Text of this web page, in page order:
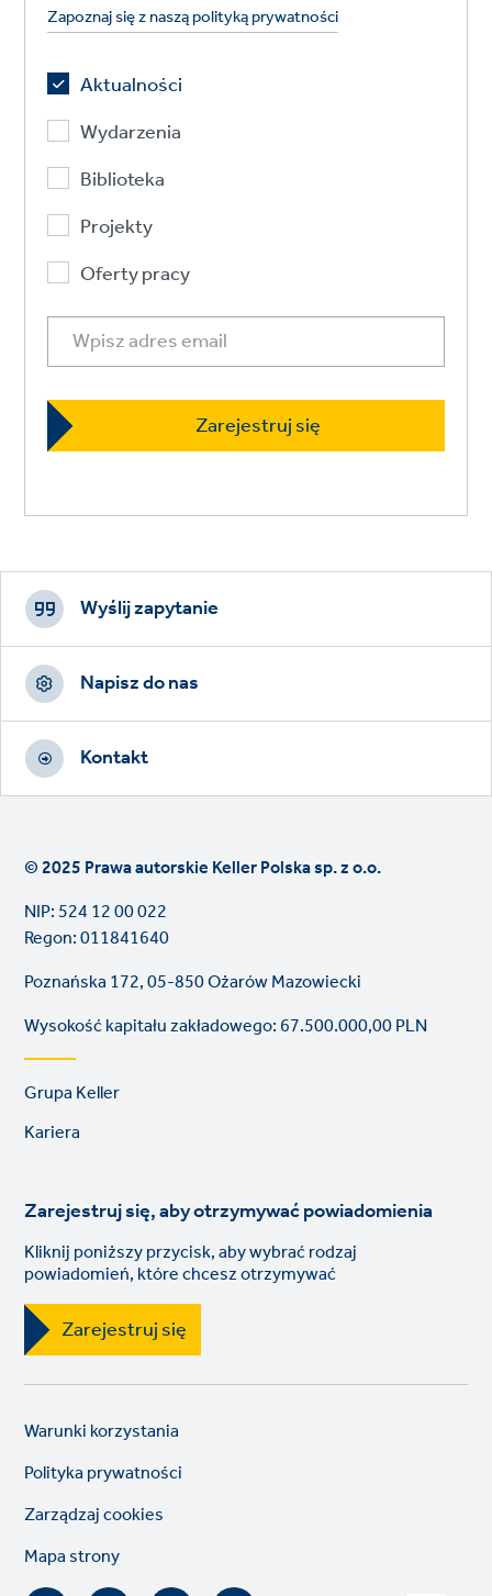
Zapoznaj się z naszą polityką prywatności
Aktualności
Wydarzenia
Biblioteka
Projekty
Oferty pracy
Footer
CTAs
Wyślij zapytanie
Napisz do nas
Kontakt
© 2025 Prawa autorskie Keller Polska sp. z o.o.
NIP: 524 12 00 022
Regon: 011841640
Poznańska 172, 05-850 Ożarów Mazowiecki
Wysokość kapitału zakładowego: 67.500.000,00 PLN
Footer
links
Grupa Keller
Kariera
Zarejestruj się, aby otrzymywać powiadomienia
Kliknij poniższy przycisk, aby wybrać rodzaj
powiadomień, które chcesz otrzymywać
Zarejestruj się
Legal
links
Warunki korzystania
Polityka prywatności
Zarządzaj cookies
Mapa strony